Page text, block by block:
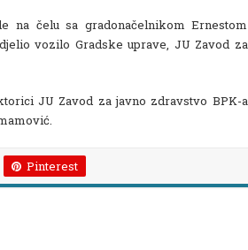
na čelu sa gradonačelnikom Ernestom
vozilo Gradske uprave, JU Zavod za
JU Zavod za javno zdravstvo BPK-a
Pinterest